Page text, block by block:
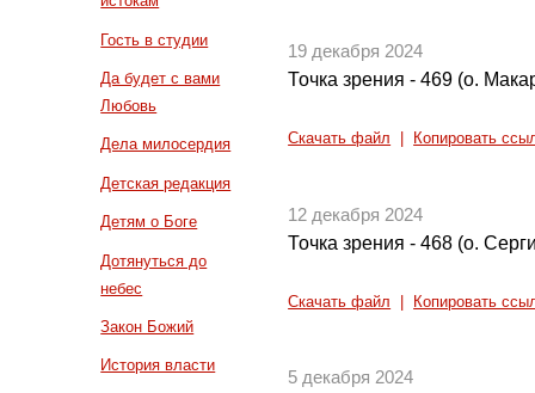
Гость в студии
Да будет с вами
Любовь
Дела милосердия
Детская редакция
Детям о Боге
Дотянуться до
небес
Закон Божий
История власти
19 декабря 2024
Точка зрения - 469 (о.
Скачать файл Копировать
12 декабря 2024
Точка зрения - 468 (о.
Скачать файл Копировать
5 декабря 2024